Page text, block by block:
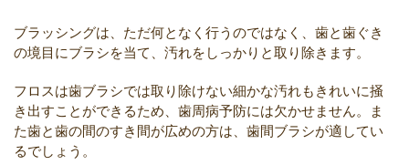
ブラッシングは、ただ何となく行うのではなく、歯と歯ぐき
の境目にブラシを当て、汚れをしっかりと取り除きます。
フロスは歯ブラシでは取り除けない細かな汚れもきれいに掻
き出すことができるため、歯周病予防には欠かせません。ま
た歯と歯の間のすき間が広めの方は、歯間ブラシが適してい
るでしょう。